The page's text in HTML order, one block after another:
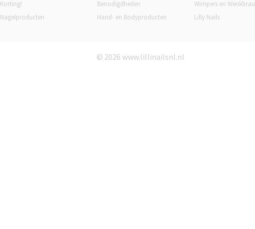
Korting!
Nagelproducten
Benodigdheden
Hand- en Bodyproducten
Wimpers en
Lilly Nails
© 2026 www.lillinailsnl.nl